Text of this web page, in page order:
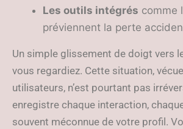
Les outils intégrés comme
préviennent la perte
Un simple glissement de doigt vers
vous regardiez. Cette situation,
utilisateurs, n’est pourtant pas
enregistre chaque interaction,
souvent méconnue de votre profil.